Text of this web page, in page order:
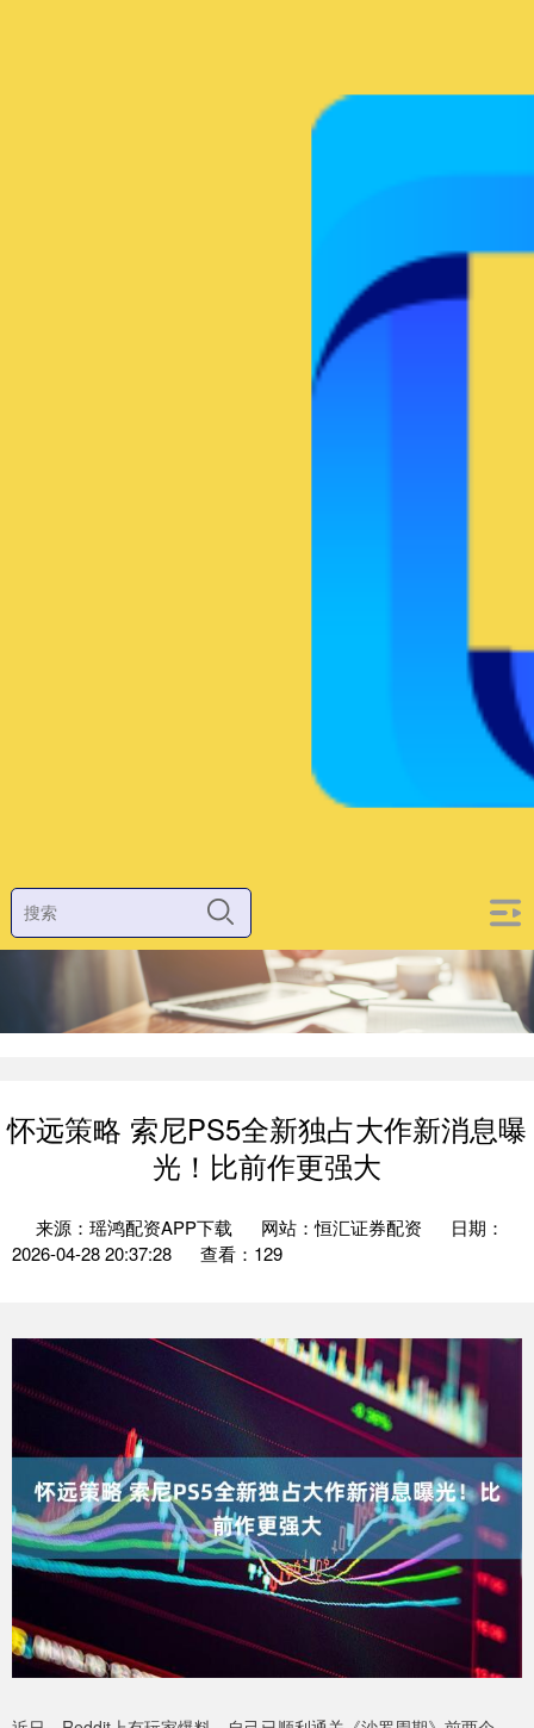
怀远策略 索尼PS5全新独占大作新消息曝
光！比前作更强大
来源：瑶鸿配资APP下载 网站：恒汇证券配资
日期：
2026-04-28 20:37:28
查看：129